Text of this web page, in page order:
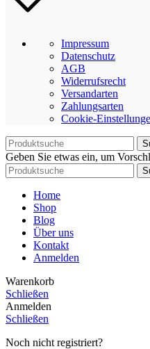
Impressum
Datenschutz
AGB
Widerrufsrecht
Versandarten
Zahlungsarten
Cookie-
Geben Sie etwas ein, um
Home
Shop
Blog
Über uns
Kontakt
Anmelden
Warenkorb
Schließen
Anmelden
Schließen
Noch nicht registriert?